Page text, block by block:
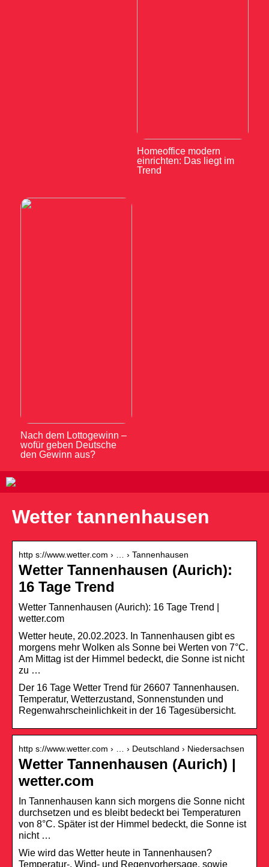
Homeoffice modern
einrichten: Das liegt im
Trend
Nach dem Lottogewinn –
wofür geben Deutsche
den Gewinn aus?
Wetter tannenhausen
http s://www.wetter.com › … › Tannenhausen
Wetter Tannenhausen (Aurich):
16 Tage Trend
Wetter Tannenhausen (Aurich): 16 Tage Trend |
wetter.com
Wetter heute, 20.02.2023. In Tannenhausen gibt es
morgens mehr Wolken als Sonne bei Werten von 7°C.
Am Mittag ist der Himmel bedeckt, die Sonne ist nicht
zu …
Der 16 Tage Wetter Trend für 26607 Tannenhausen.
Temperatur, Wetterzustand, Sonnenstunden und
Regenwahrscheinlichkeit in der 16 Tagesübersicht.
http s://www.wetter.com › … › Deutschland › Niedersachsen
Wetter Tannenhausen (Aurich) |
wetter.com
In Tannenhausen kann sich morgens die Sonne nicht
durchsetzen und es bleibt bedeckt bei Temperaturen
von 8°C. Später ist der Himmel bedeckt, die Sonne ist
nicht …
Wie wird das Wetter heute in Tannenhausen?
Temperatur-, Wind- und Regenvorhersage, sowie